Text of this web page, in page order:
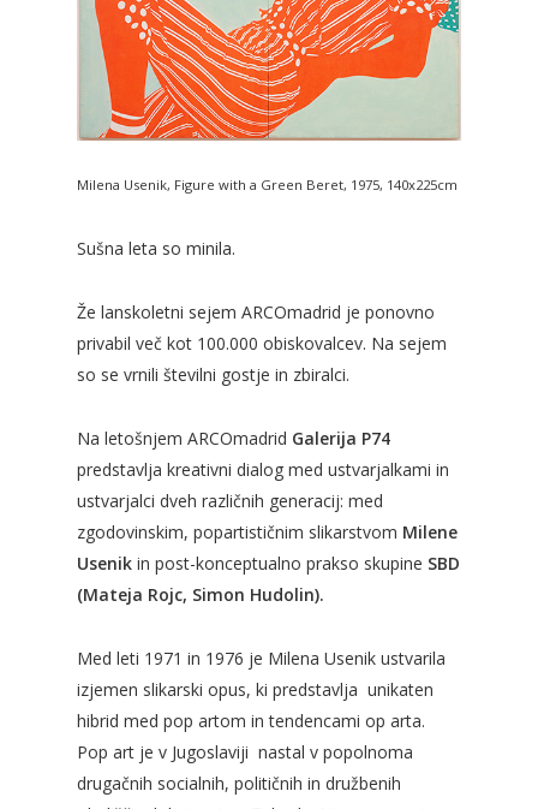
Milena Usenik, Figure with a Green Beret, 1975, 140x225cm
Sušna leta so minila.
Že lanskoletni sejem ARCOmadrid je ponovno
privabil več kot 100.000 obiskovalcev. Na sejem
so se vrnili številni gostje in zbiralci.
Na letošnjem ARCOmadrid Galerija P74
predstavlja kreativni dialog med ustvarjalkami in
ustvarjalci dveh različnih generacij: med
zgodovinskim, popartističnim slikarstvom Milene
Usenik in post-konceptualno prakso skupine SBD
(Mateja Rojc, Simon Hudolin).
Med leti 1971 in 1976 je Milena Usenik ustvarila
izjemen slikarski opus, ki predstavlja unikaten
hibrid med pop artom in tendencami op arta.
Pop art je v Jugoslaviji nastal v popolnoma
drugačnih socialnih, političnih in družbenih